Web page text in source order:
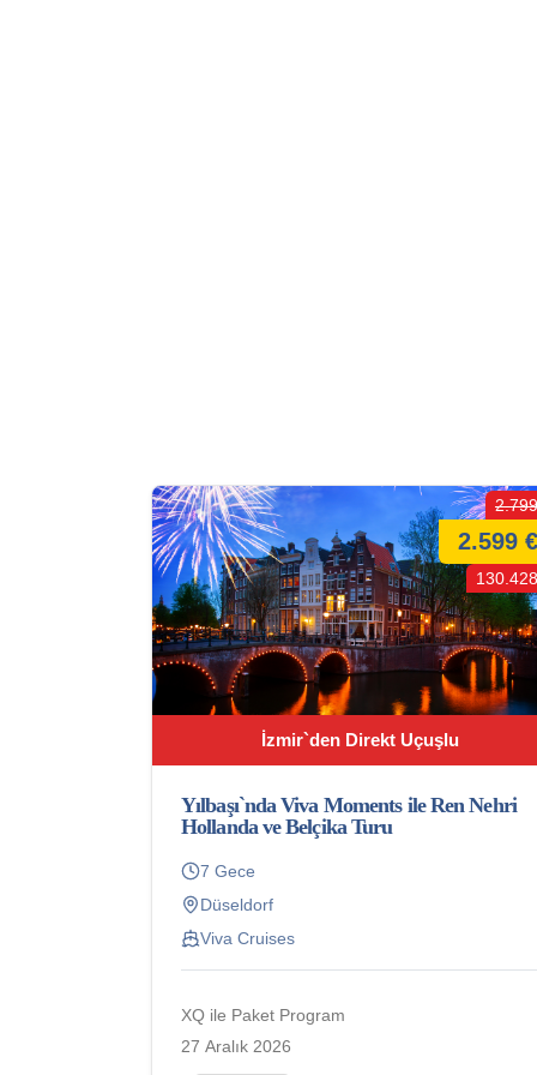
İzmir`den Direkt Uçuşlu
2.599 €
Yılbaşı`nda Viva Moments ile Ren Nehri
Hollanda ve Belçika Turu
7 Gece
Düseldorf
Viva Cruises
XQ ile Paket Program
27 Aralık 2026